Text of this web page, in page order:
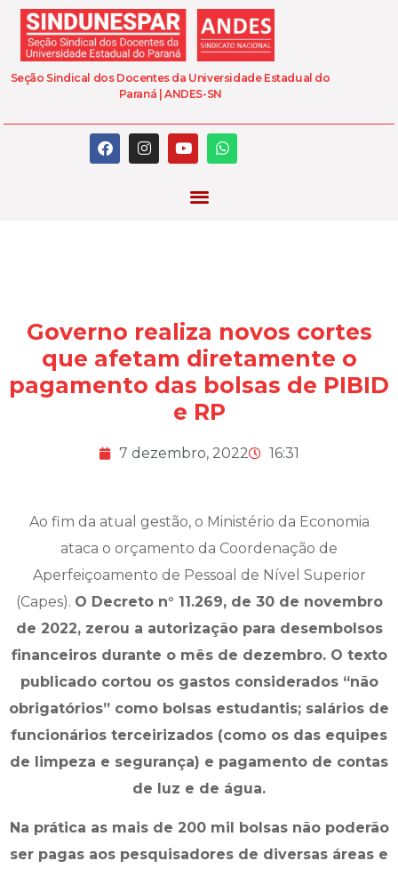
Seção Sindical dos Docentes da Universidade Estadual do
Paraná | ANDES-SN
Governo realiza novos cortes
que afetam diretamente o
pagamento das bolsas de PIBID
e RP
7 dezembro, 2022 16:31
Ao fim da atual gestão, o Ministério da Economia
ataca o orçamento da Coordenação de
Aperfeiçoamento de Pessoal de Nível Superior
(Capes). O Decreto n° 11.269, de 30 de novembro
de 2022, zerou a autorização para desembolsos
financeiros durante o mês de dezembro. O texto
publicado cortou os gastos considerados “não
obrigatórios” como bolsas estudantis; salários de
funcionários terceirizados (como os das equipes
de limpeza e segurança) e pagamento de contas
de luz e de água.
Na prática as mais de 200 mil bolsas não poderão
ser pagas aos pesquisadores de diversas áreas e